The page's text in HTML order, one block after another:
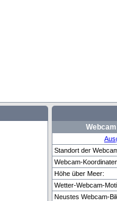
Garmisch-Parten...
Standort der
Webcam-
Höhe über Meer:
Wetter-Webcam-
Neustes Webcam-